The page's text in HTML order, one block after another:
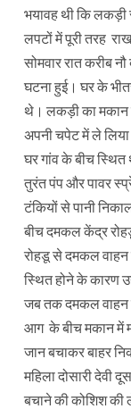
भयावह थी कि
लपटों में पूरी तरह
सोमवार रात करीब
घटना हुई। घर के
थे। लकड़ी का
अपनी चपेट में ले
घर गांव के बीच
तुरंत पंप और पावर
टंकियों से पानी
बीच दमकल केंद्र
रोहडू से दमकल वाहन
स्थित होने के कारण
जब तक दमकल वाहन
आग के बीच मकान में
जान बचाकर बाहर
महिला दोसारी देवी
बचाने की कोशिश की